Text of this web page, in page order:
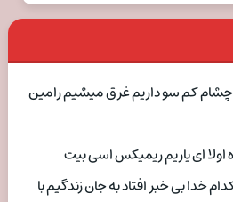
چشام کم سو داریم غرق میشیم رامین
اولا ای یاریم ریمیکس اسی بیت
خدا بی خبر افتاد به جان زندگیم با